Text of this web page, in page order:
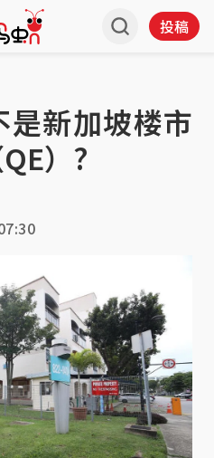
投稿
新加坡楼市
）?